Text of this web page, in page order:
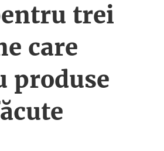
trei
care
produse